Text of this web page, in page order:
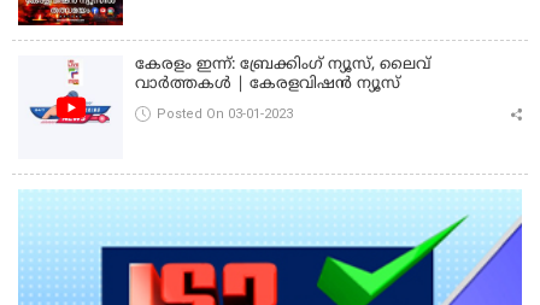
കേരളം ഇന്ന്: ബ്രേക്കിംഗ് ന്യൂസ്, ലൈവ്
വാർത്തകൾ | കേരളവിഷൻ ന്യൂസ്
Posted On 03-01-2023